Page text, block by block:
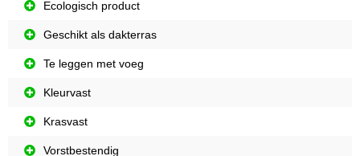
Ecologisch product
Geschikt als dakterras
Te leggen met voeg
Kleurvast
Krasvast
Vorstbestendig